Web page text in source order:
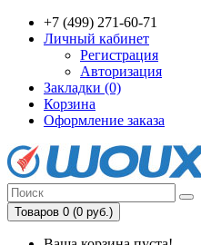
+7 (499) 271-60-71
Личный кабинет
Регистрация
Авторизация
Закладки (0)
Корзина
Оформление заказа
Товаров 0 (0 руб.)